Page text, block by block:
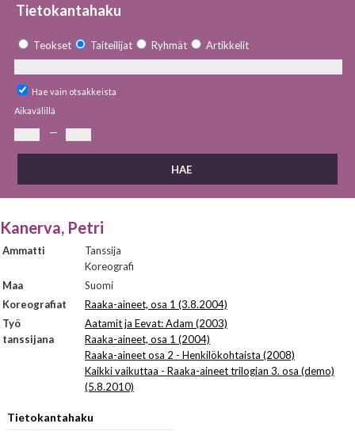
Tietokantahaku
Teokset Taiteilijat Ryhmät Artikkelit
Hae vain otsakkeista
Aikavälillä
—
Kanerva, Petri
Ammatti
Tanssija
Koreografi
Maa
Suomi
Koreografiat
Raaka-aineet, osa 1 (3.8.2004)
Työ
tanssijana
Aatamit ja Eevat: Adam (2003)
Raaka-aineet, osa 1 (2004)
Raaka-aineet osa 2 - Henkilökohtaista (2008)
Kaikki vaikuttaa - Raaka-aineet trilogian 3. osa (demo)
(5.8.2010)
Tietokantahaku